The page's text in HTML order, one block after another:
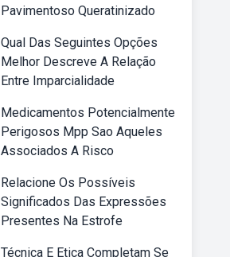
Pavimentoso Queratinizado
Qual Das Seguintes Opções
Melhor Descreve A Relação
Entre Imparcialidade
Medicamentos Potencialmente
Perigosos Mpp Sao Aqueles
Associados A Risco
Relacione Os Possíveis
Significados Das Expressões
Presentes Na Estrofe
Técnica E Etica Completam Se